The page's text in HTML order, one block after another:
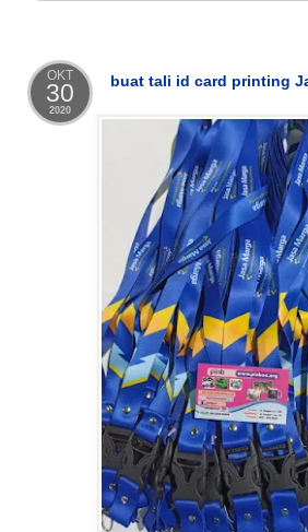
OKT
30
2020
buat tali id card printing